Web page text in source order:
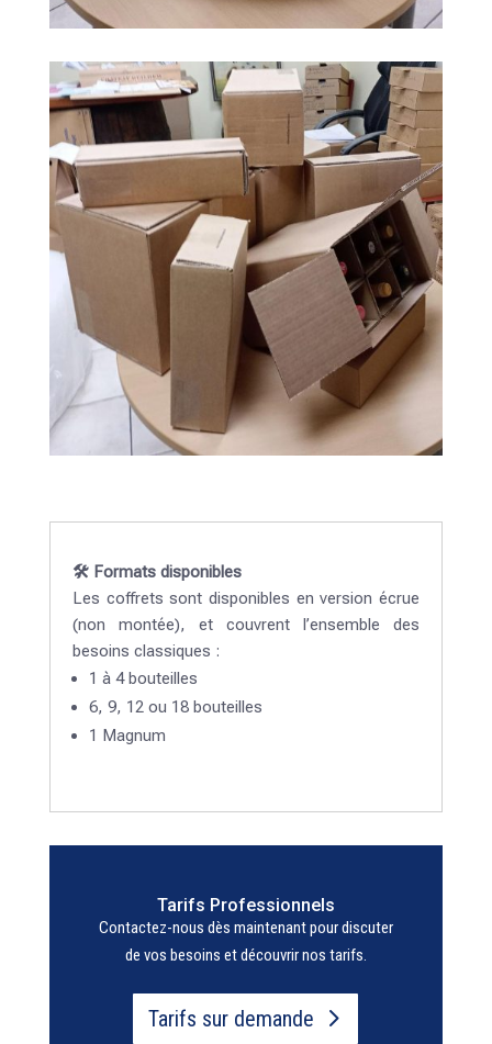
🛠️ Formats disponibles
Les coffrets sont disponibles en version écrue
(non montée), et couvrent l’ensemble des
besoins classiques :
1 à 4 bouteilles
6, 9, 12 ou 18 bouteilles
1 Magnum
Tarifs Professionnels
Contactez-nous dès maintenant pour discuter
de vos besoins et découvrir nos tarifs.
Tarifs sur demande